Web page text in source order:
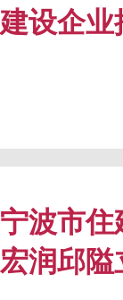
建设企业
宁波市
宏润邱隘